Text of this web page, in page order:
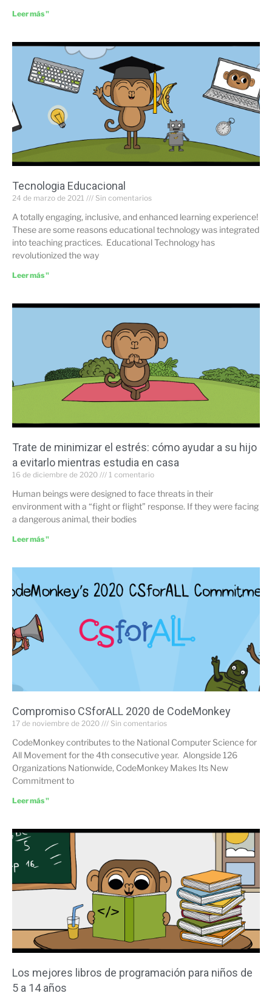
Leer más "
Tecnologia Educacional
24 de marzo de 2021 Sin comentarios
A totally engaging, inclusive, and enhanced learning experience!
These are some reasons educational technology was integrated
into teaching practices. Educational Technology has
revolutionized the way
Leer más "
Trate de minimizar el estrés: cómo ayudar a su hijo
a evitarlo mientras estudia en casa
16 de diciembre de 2020 1 comentario
Human beings were designed to face threats in their
environment with a “fight or flight” response. If they were facing
a dangerous animal, their bodies
Leer más "
Compromiso CSforALL 2020 de CodeMonkey
17 de noviembre de 2020 Sin comentarios
CodeMonkey contributes to the National Computer Science for
All Movement for the 4th consecutive year. Alongside 126
Organizations Nationwide, CodeMonkey Makes Its New
Commitment to
Leer más "
Los mejores libros de programación para niños de
5 a 14 años